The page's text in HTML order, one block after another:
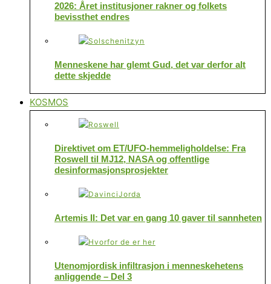
2026: Året institusjoner rakner og folkets
bevissthet endres
Menneskene har glemt Gud, det var derfor alt
dette skjedde
KOSMOS
Direktivet om ET/UFO-hemmeligholdelse: Fra
Roswell til MJ12, NASA og offentlige
desinformasjonsprosjekter
Artemis II: Det var en gang 10 gaver til sannheten
Utenomjordisk infiltrasjon i menneskehetens
anliggende – Del 3